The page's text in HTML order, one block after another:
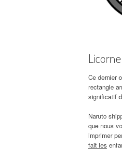
Ce dernier
rectangle
significatif
Naruto
que nous
imprimer
fait les